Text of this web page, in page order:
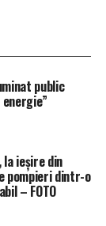
public
la ieșire din
pompieri dintr-o
– FOTO